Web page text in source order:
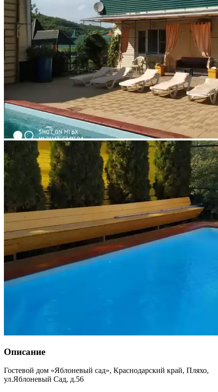
Описание
Гостевой дом «Яблоневый сад», Краснодарский край, Пляхо,
ул.Яблоневый Сад, д.56